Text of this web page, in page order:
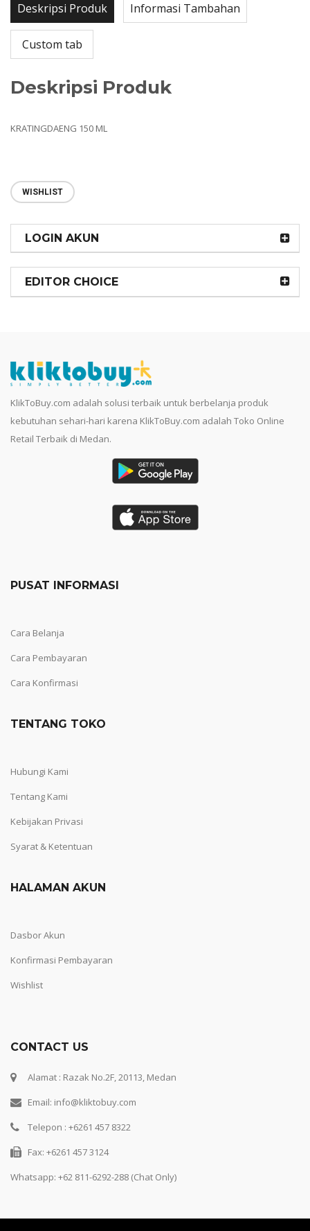
Deskripsi Produk Informasi Tambahan
Custom tab
Deskripsi Produk
KRATINGDAENG 150 ML
WISHLIST
LOGIN AKUN
EDITOR CHOICE
KlikToBuy.com adalah solusi terbaik untuk berbelanja produk
kebutuhan sehari-hari karena KlikToBuy.com adalah Toko Online
Retail Terbaik di Medan.
PUSAT INFORMASI
Cara Belanja
Cara Pembayaran
Cara Konfirmasi
TENTANG TOKO
Hubungi Kami
Tentang Kami
Kebijakan Privasi
Syarat & Ketentuan
HALAMAN AKUN
Dasbor Akun
Konfirmasi Pembayaran
Wishlist
CONTACT US
Alamat : Razak No.2F, 20113, Medan
Email: info@kliktobuy.com
Telepon : +6261 457 8322
Fax: +6261 457 3124
Whatsapp: +62 811-6292-288 (Chat Only)